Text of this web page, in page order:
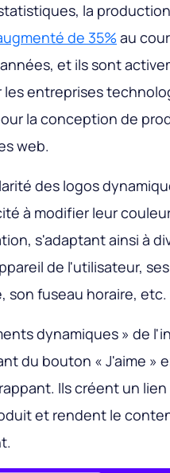
la
de 35% au
et ils sont
entreprises
la conception de
web.
des logos
à modifier leur
s'adaptant ainsi à
de l'utilisateur,
son fuseau horaire, etc.
dynamiques » de
du bouton « J'aime »
Ils créent un
et rendent le